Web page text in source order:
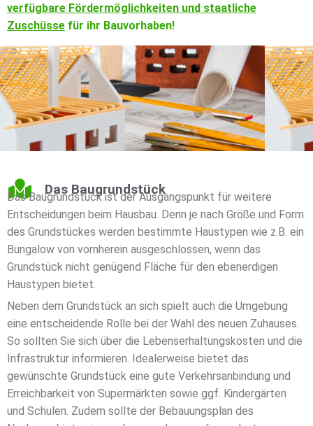
verfügbare Fördermöglichkeiten und staatliche
Zuschüsse für ihr Bauvorhaben!
Das Baugrundstück
Das Baugrundstück ist der Ausgangspunkt für weitere
Entscheidungen beim Hausbau. Denn je nach Größe und Form
des Grundstückes werden bestimmte Haustypen wie z.B. ein
Bungalow von vornherein ausgeschlossen, wenn das
Grundstück nicht genügend Fläche für den ebenerdigen
Haustypen bietet.
Neben dem Grundstück an sich spielt auch die Umgebung
eine entscheidende Rolle bei der Wahl des neuen Zuhauses.
So sollten Sie sich über die Lebenserhaltungskosten und die
Infrastruktur informieren. Idealerweise bietet das
gewünschte Grundstück eine gute Verkehrsanbindung und
Erreichbarkeit von Supermärkten sowie ggf. Kindergärten
und Schulen. Zudem sollte der Bebauungsplan des